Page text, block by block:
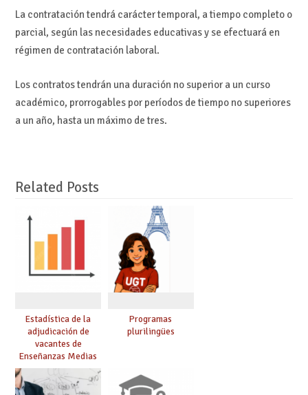
La contratación tendrá carácter temporal, a tiempo completo o
parcial, según las necesidades educativas y se efectuará en
régimen de contratación laboral.
Los contratos tendrán una duración no superior a un curso
académico, prorrogables por períodos de tiempo no superiores
a un año, hasta un máximo de tres.
Related Posts
Estadística de la
adjudicación de
vacantes de
Enseñanzas Medias
para el curso 26/27
Programas
plurilingües